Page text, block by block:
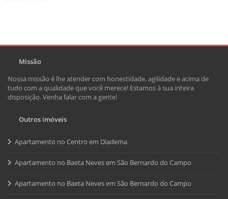
Missão
Nossa missão é lhe atender com honestidade, agilidade e acima de
tudo com a qualidade que você merece! Estamos à sua inteira
disposição. Venha falar com a gente!
Outros imóveis
Apartamento no Centro em Diadema
Apartamento no Baeta Neves em São Bernardo do Campo
Apartamento no Baeta Neves em São Bernardo do Campo